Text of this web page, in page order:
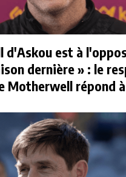
d'Askou est à
dernière » : le
Motherwell répond